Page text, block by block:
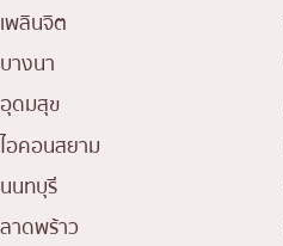
เพลินจิต
บางนา
อุดมสุข
ไอคอนสยาม
นนทบุรี
ลาดพร้าว